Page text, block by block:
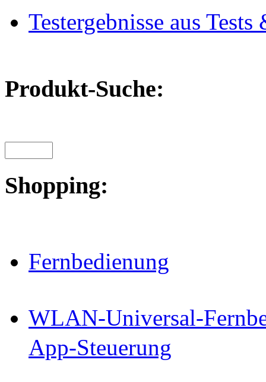
Testergebnisse aus
Produkt-Suche:
Shopping:
Fernbedienung
WLAN-Universal-
App-Steuerung